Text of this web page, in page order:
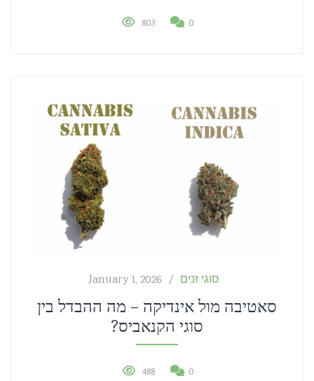
803 0
January 1, 2026 סוגי זנים
סאטיבה מול אינדיקה – מה ההבדל בין
סוגי הקנאביס?
488 0